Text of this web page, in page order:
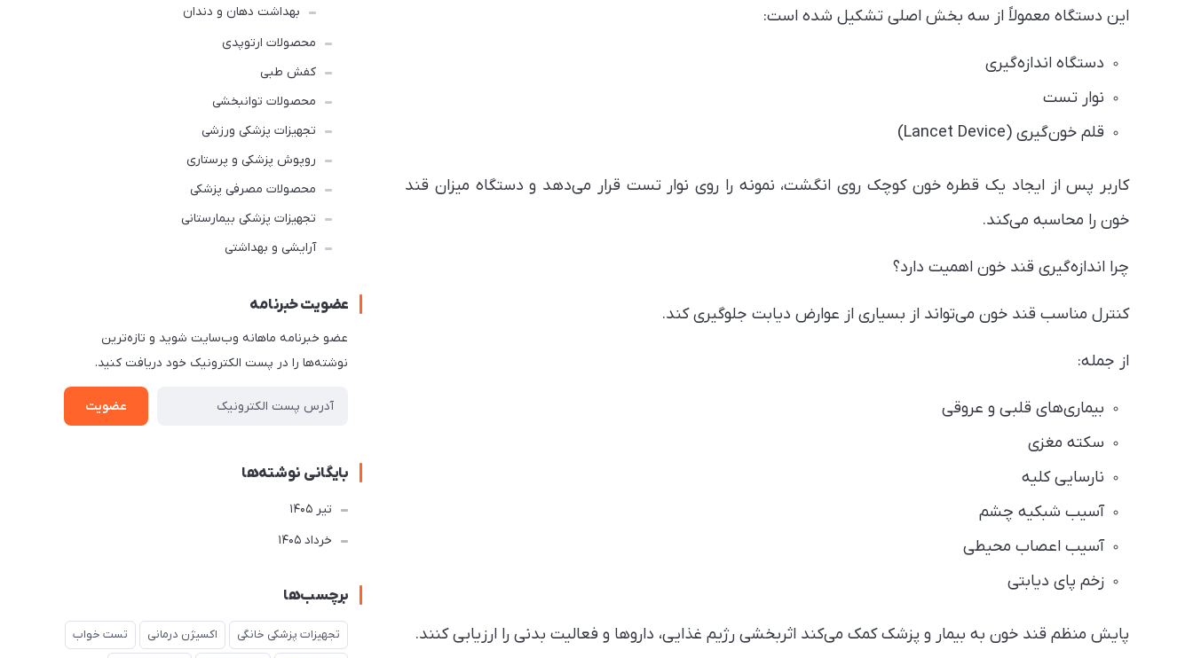
این دستگاه معمولاً از سه بخش اصلی تشکیل شده است:
دستگاه اندازه‌گیری
نوار تست
قلم خون‌گیری (Lancet Device)
کاربر پس از ایجاد یک قطره خون کوچک روی انگشت، نمونه را روی نوار تست قرار می‌دهد و دستگاه میزان قند
خون را محاسبه می‌کند.
چرا اندازه‌گیری قند خون اهمیت دارد؟
کنترل مناسب قند خون می‌تواند از بسیاری از عوارض دیابت جلوگیری کند.
از جمله:
بیماری‌های قلبی و عروقی
سکته مغزی
نارسایی کلیه
آسیب شبکیه چشم
آسیب اعصاب محیطی
زخم پای دیابتی
پایش منظم قند خون به بیمار و پزشک کمک می‌کند اثربخشی رژیم غذایی، داروها و فعالیت بدنی را ارزیابی کنند.
بهداشت دهان و دندان
محصولات ارتوپدی
کفش طبی
محصولات توانبخشی
تجهیزات پزشکی ورزشی
روپوش پزشکی و پرستاری
محصولات مصرفی پزشکی
تجهیزات پزشکی بیمارستانی
آرایشی و بهداشتی
عضویت خبرنامه
عضو خبرنامه ماهانه وب‌سایت شوید و تازه‌ترین
نوشته‌ها را در پست الکترونیک خود دریافت کنید.
عضویت
بایگانی نوشته‌ها
تير 1405
خرداد 1405
برچسب‌ها
تجهیزات پزشکی خانگی اکسیژن درمانی تست خواب